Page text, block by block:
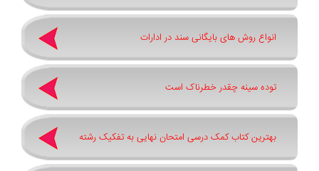
انواع روش های بایگانی سند در ادارات
توده سینه چقدر خطرناک است
بهترین کتاب کمک درسی امتحان نهایی به تفکیک رشته